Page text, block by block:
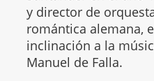
y director de
romántica alemana,
inclinación a la
Manuel de Falla.